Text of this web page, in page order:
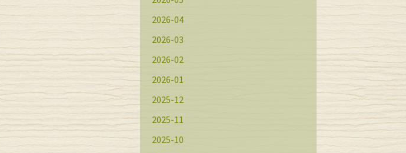
2026-04
2026-03
2026-02
2026-01
2025-12
2025-11
2025-10